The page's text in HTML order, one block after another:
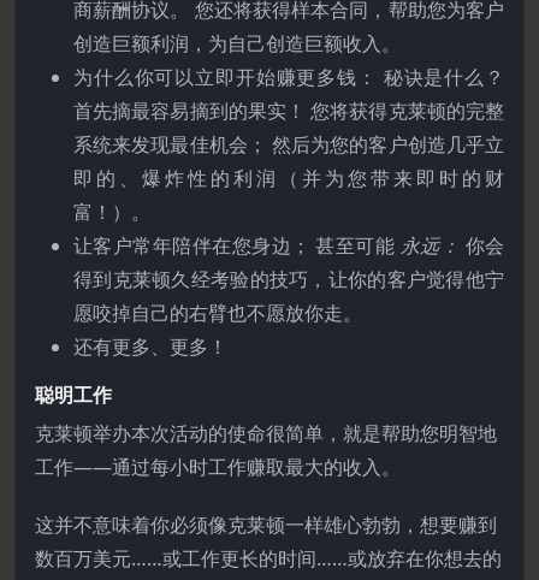
商薪酬协议。 您还将获得样本合同，帮助您为客户
创造巨额利润，为自己创造巨额收入。
为什么你可以立即开始赚更多钱： 秘诀是什么？
首先摘最容易摘到的果实！ 您将获得克莱顿的完整
系统来发现最佳机会； 然后为您的客户创造几乎立
即的、爆炸性的利润（并为您带来即时的财
富！）。
让客户常年陪伴在您身边； 甚至可能 永远： 你会
得到克莱顿久经考验的技巧，让你的客户觉得他宁
愿咬掉自己的右臂也不愿放你走。
还有更多、更多！
聪明工作
克莱顿举办本次活动的使命很简单，就是帮助您明智地
工作——通过每小时工作赚取最大的收入。
这并不意味着你必须像克莱顿一样雄心勃勃，想要赚到
数百万美元……或工作更长的时间……或放弃在你想去的